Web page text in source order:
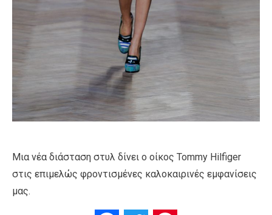
Μια νέα διάσταση στυλ δίνει ο οίκος Tommy Hilfiger
στις επιμελώς φροντισμένες καλοκαιρινές εμφανίσεις
μας.